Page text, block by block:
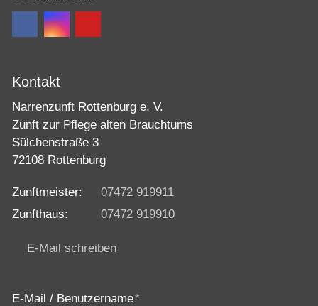
Kontakt
Narrenzunft Rottenburg e. V.
Zunft zur Pflege alten Brauchtums
Sülchenstraße 3
72108 Rottenburg
Zunftmeister:
07472 919911
Zunfthaus:
07472 919910
E-Mail schreiben
E-Mail / Benutzername*